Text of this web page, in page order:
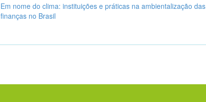
Em nome do clima: instituições e práticas na ambientalização das
finanças no Brasil